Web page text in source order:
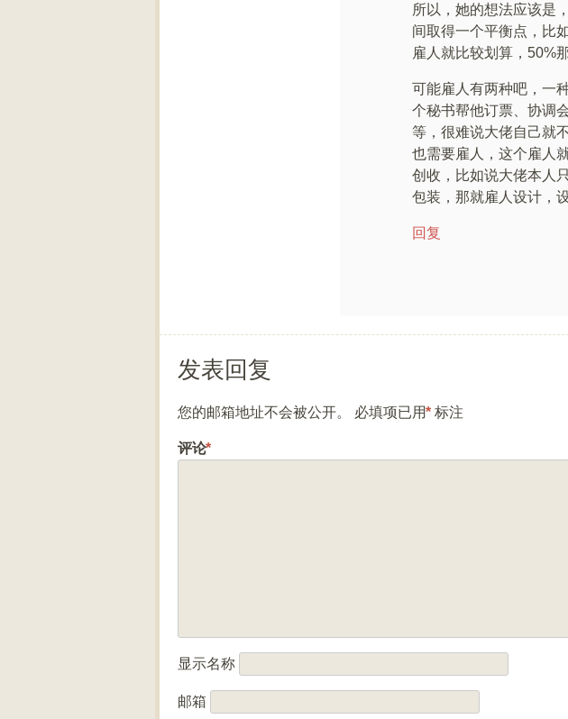
所以，她的想法应该是
间取得一个平衡点，比
雇人就比较划算，50%
可能雇人有两种吧，一
个秘书帮他订票、协调
等，很难说大佬自己就
也需要雇人，这个雇人
创收，比如说大佬本人
包装，那就雇人设计，
回复
发表回复
您的邮箱地址不会被公开。 必填项已用* 标注
评论*
显示名称
邮箱